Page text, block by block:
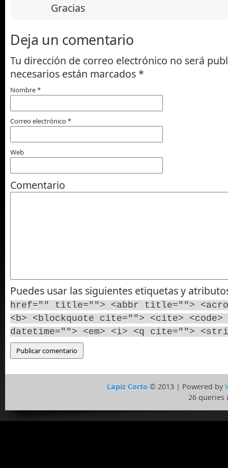
Gracias
Deja un comentario
Tu dirección de correo electrónico no será
necesarios están marcados *
Nombre*
Correo electrónico*
Web
Comentario
Puedes usar las siguientes etiquetas y
href="" title=""> <abbr title="">
<b> <blockquote cite=""> <cite> <code>
datetime=""> <em> <i> <q cite="">
Lapiz Corto© 2013 | Powered by
26 queries